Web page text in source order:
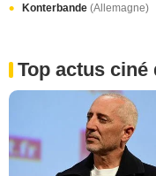
Konterbande (Allemagne)
Top actus ciné